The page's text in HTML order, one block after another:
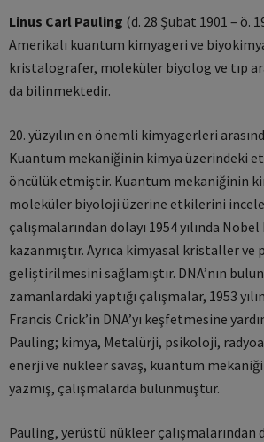
Linus Carl Pauling (d. 28 Şubat 1901 – ö.
Amerikalı kuantum kimyageri ve
kristalografer, moleküler biyolog ve tıp
da bilinmektedir.
20. yüzyılın en önemli kimyagerleri
Kuantum mekaniğinin kimya üzerindeki
öncülük etmiştir. Kuantum mekaniğinin
moleküler biyoloji üzerine etkilerini
çalışmalarından dolayı 1954 yılında
kazanmıştır. Ayrıca kimyasal kristaller
geliştirilmesini sağlamıştır. DNA’nın
zamanlardaki yaptığı çalışmalar, 1953
Francis Crick’in DNA’yı keşfetmesine
Pauling; kimya, Metalürji, psikoloji,
enerji ve nükleer savaş, kuantum
yazmış, çalışmalarda bulunmuştur.
Pauling, yerüstü nükleer çalışmalarından